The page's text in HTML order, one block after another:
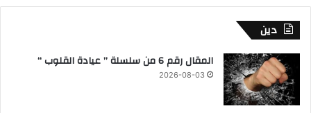
دين
المقال رقم 6 من سلسلة ” عيادة القلوب “
2026-08-03